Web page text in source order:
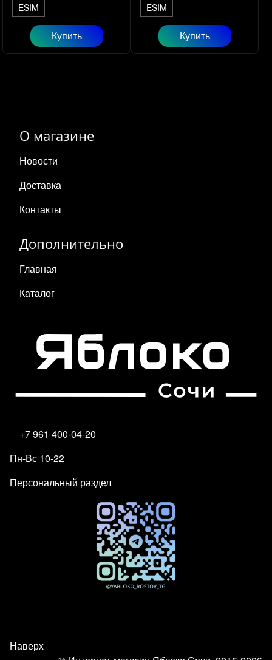
ESIM
Купить
ESIM
Купить
О магазине
Новости
Доставка
Контакты
Дополнительно
Главная
Каталог
+7 961 400-04-20
Пн-Вс 10-22
Персональный раздел
Наверх